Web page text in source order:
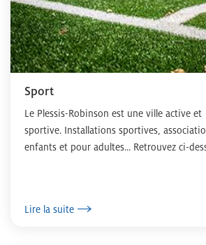
Sport
Le Plessis-Robinson est une ville active et
sportive. Installations sportives,
enfants et pour adultes... Retrouvez ci-
Lire la suite